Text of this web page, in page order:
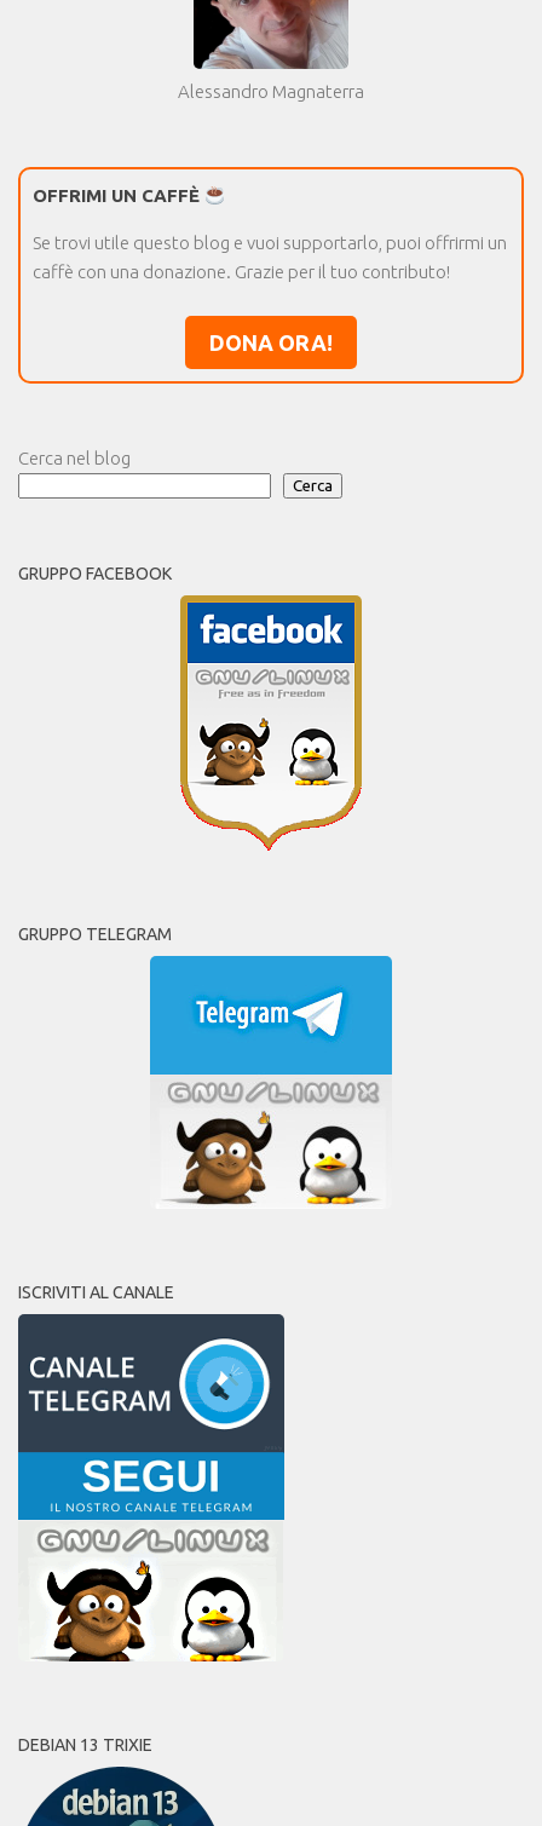
Alessandro Magnaterra
OFFRIMI UN CAFFÈ
Se trovi utile questo blog e vuoi supportarlo, puoi offrirmi un
caffè con una donazione. Grazie per il tuo contributo!
DONA ORA!
Cerca nel blog
Cerca
GRUPPO FACEBOOK
GRUPPO TELEGRAM
ISCRIVITI AL CANALE
DEBIAN 13 TRIXIE